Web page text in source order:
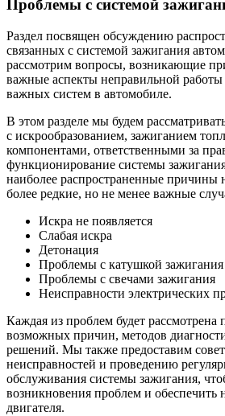
Проблемы с системой
Раздел посвящен обсуждению
связанных с системой зажигания
рассмотрим вопросы, возникающие
важные аспекты неправильной
важных систем в автомобиле.
В этом разделе мы будем
с искрообразованием, зажиганием
компонентами, ответственными за
функционирование системы
наиболее распространенные причины
более редкие, но не менее важные
Искра не появляется
Слабая искра
Детонация
Проблемы с катушкой зажигания
Проблемы с свечами зажигания
Неисправности электрических
Каждая из проблем будет
возможных причин, методов
решений. Мы также предоставим
неисправностей и проведению
обслуживания системы зажигания,
возникновения проблем и обеспечить
двигателя.